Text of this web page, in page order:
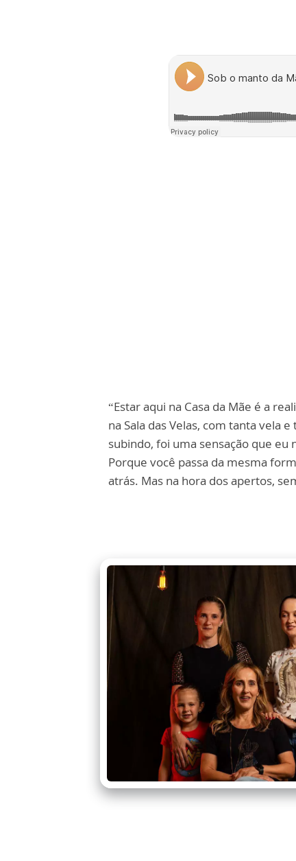
“Estar aqui na Casa da Mãe é a
na Sala das Velas, com tanta vela
subindo, foi uma sensação que eu
Porque você passa da mesma
atrás. Mas na hora dos apertos,